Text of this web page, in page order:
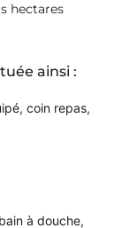
hectares
ainsi :
coin repas,
à douche,